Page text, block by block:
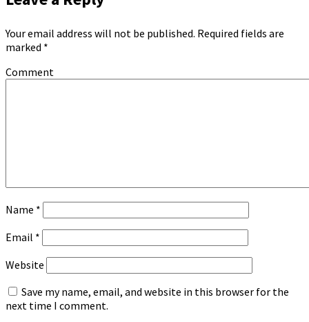
Your email address will not be published. Required fields are
marked *
Comment
Name *
Email *
Website
Save my name, email, and website in this browser for the
next time I comment.